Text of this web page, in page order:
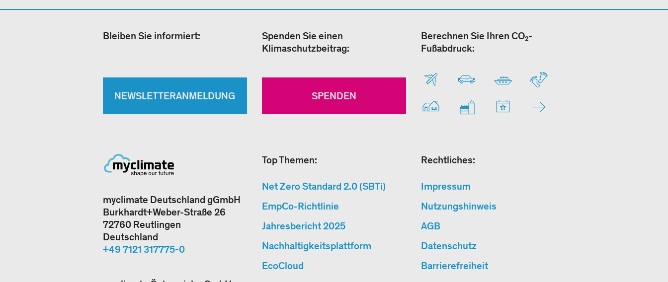
Bleiben Sie informiert:
NEWSLETTERANMELDUNG
Spenden Sie einen
Klimaschutzbeitrag:
SPENDEN
Berechnen Sie Ihren CO₂-
Fußabdruck:
myclimate Deutschland gGmbH
Burkhardt+Weber-Straße 26
72760 Reutlingen
Deutschland
+49 7121 317775-0
Top Themen:
Net Zero Standard 2.0 (SBTi)
EmpCo-Richtlinie
Jahresbericht 2025
Nachhaltigkeitsplattform
EcoCloud
Rechtliches:
Impressum
Nutzungshinweis
AGB
Datenschutz
Barrierefreiheit